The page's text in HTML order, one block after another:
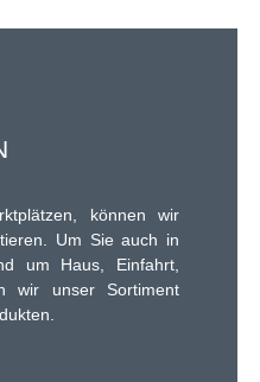
können wir
Um Sie auch in
um Haus, Einfahrt,
wir unser Sortiment